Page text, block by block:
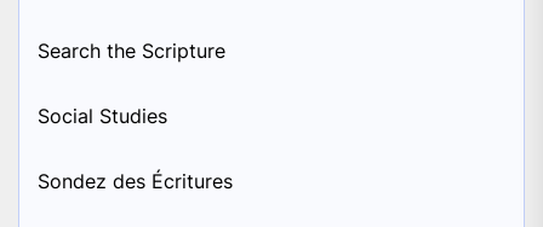
Search the Scripture
Social Studies
Sondez des Écritures